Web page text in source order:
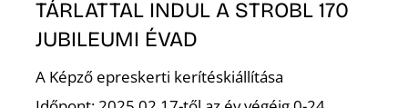
TÁRLATTAL INDUL A STROBL 170
JUBILEUMI ÉVAD
A Képző epreskerti kerítéskiállítása